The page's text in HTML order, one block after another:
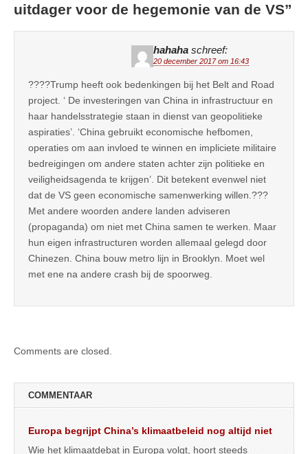
uitdager voor de hegemonie van de VS”
hahaha schreef:
20 december 2017 om 16:43
????Trump heeft ook bedenkingen bij het Belt and Road
project. ‘ De investeringen van China in infrastructuur en
haar handelsstrategie staan in dienst van geopolitieke
aspiraties’. ‘China gebruikt economische hefbomen,
operaties om aan invloed te winnen en impliciete militaire
bedreigingen om andere staten achter zijn politieke en
veiligheidsagenda te krijgen’. Dit betekent evenwel niet
dat de VS geen economische samenwerking willen.???
Met andere woorden andere landen adviseren
(propaganda) om niet met China samen te werken. Maar
hun eigen infrastructuren worden allemaal gelegd door
Chinezen. China bouw metro lijn in Brooklyn. Moet wel
met ene na andere crash bij de spoorweg.
Comments are closed.
COMMENTAAR
Europa begrijpt China’s klimaatbeleid nog altijd niet
Wie het klimaatdebat in Europa volgt, hoort steeds